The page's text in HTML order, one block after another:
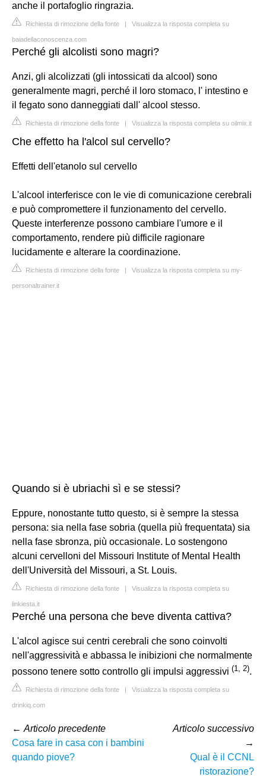
anche il portafoglio ringrazia.
Richiesta di rimozione della fonte | Visualizza la risposta completa su
baiadellaconoscenza.com
Perché gli alcolisti sono magri?
Anzi, gli alcolizzati (gli intossicati da alcool) sono
generalmente magri, perché il loro stomaco, l' intestino e
il fegato sono danneggiati dall' alcool stesso.
Richiesta di rimozione della fonte | Visualizza la risposta completa su oilmix.it
Che effetto ha l'alcol sul cervello?
Effetti dell'etanolo sul cervello
L'alcool interferisce con le vie di comunicazione cerebrali
e può compromettere il funzionamento del cervello.
Queste interferenze possono cambiare l'umore e il
comportamento, rendere più difficile ragionare
lucidamente e alterare la coordinazione.
Richiesta di rimozione della fonte | Visualizza la risposta completa su my-
personaltrainer.it
Quando si è ubriachi sì e se stessi?
Eppure, nonostante tutto questo, si è sempre la stessa
persona: sia nella fase sobria (quella più frequentata) sia
nella fase sbronza, più occasionale. Lo sostengono
alcuni cervelloni del Missouri Institute of Mental Health
dell'Università del Missouri, a St. Louis.
Richiesta di rimozione della fonte | Visualizza la risposta completa su
linkiesta.it
Perché una persona che beve diventa cattiva?
L'alcol agisce sui centri cerebrali che sono coinvolti
nell'aggressività e abbassa le inibizioni che normalmente
possono tenere sotto controllo gli impulsi aggressivi (1 2).
Richiesta di rimozione della fonte | Visualizza la risposta completa su
drinkiq.com
← Articolo precedente
Cosa fare in casa con i bambini
quando piove?
Articolo successivo
→
Qual è il CCNL
ristorazione?